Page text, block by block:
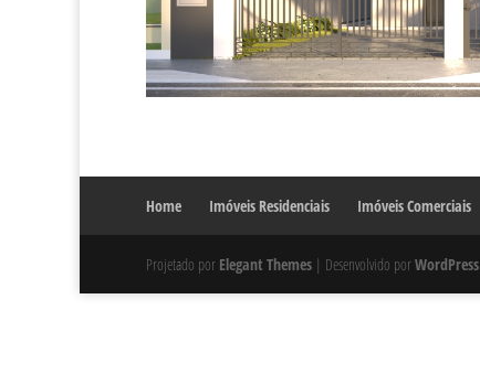
Home Imóveis Residenciais Imóveis Comerciais
Projetado por Elegant Themes | Desenvolvido porWordPress